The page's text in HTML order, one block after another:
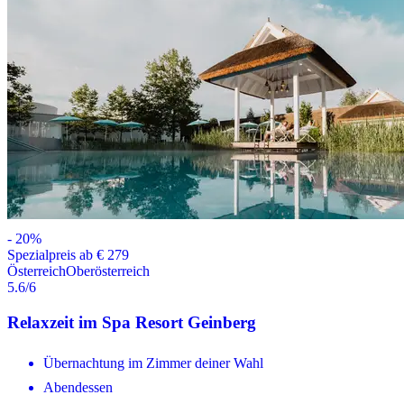
- 20%
Spezialpreis ab € 279
ÖsterreichOberösterreich
5.6/6
Relaxzeit im Spa Resort Geinberg
Übernachtung im Zimmer deiner Wahl
Abendessen